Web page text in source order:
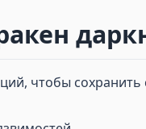
чтобы сохранить